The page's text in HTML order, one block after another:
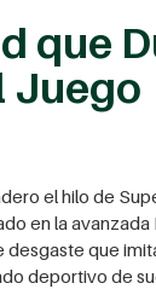
que
Juego
el hilo de
en la avanzada
desgaste que
deportivo de